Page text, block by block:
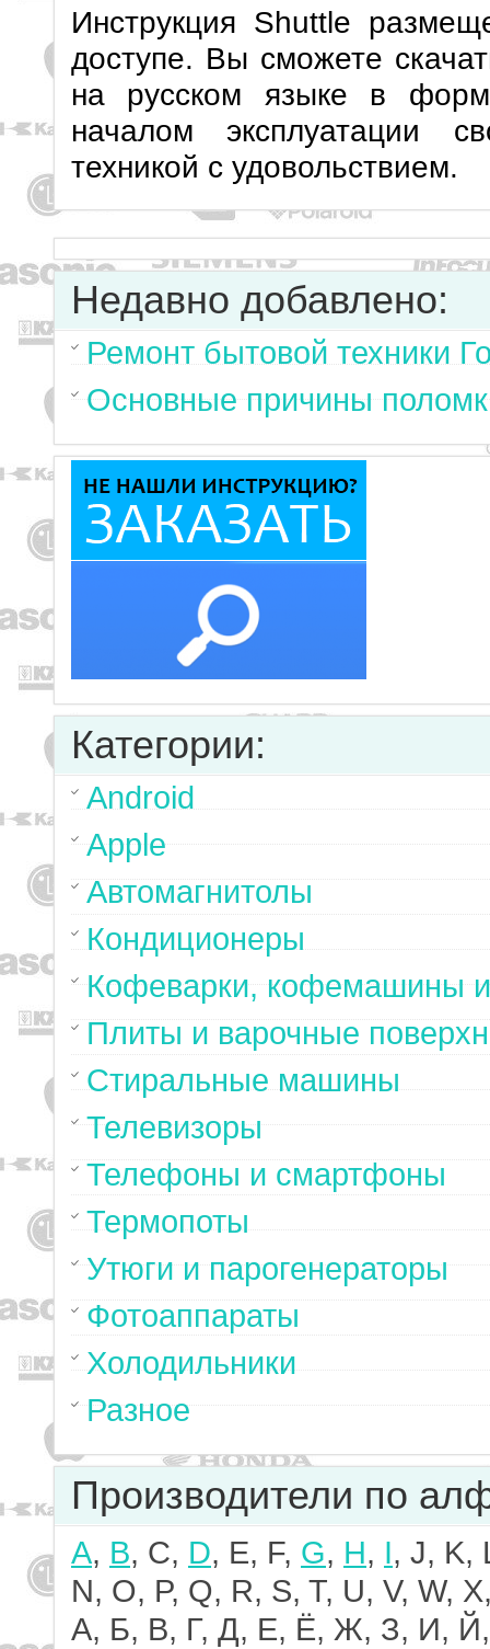
Инструкция Shuttle
доступе. Вы сможете
на русском языке в
началом эксплуатации
техникой с удовольствием.
Недавно добавлено:
Ремонт бытовой техники
Основные причины
Категории:
Android
Apple
Автомагнитолы
Кондиционеры
Кофеварки, кофемашины
Плиты и варочные
Стиральные машины
Телевизоры
Телефоны и смартфоны
Термопоты
Утюги и парогенераторы
Фотоаппараты
Холодильники
Разное
Производители по
A, B, C, D, E, F, G, H, I, J, K,
N, O, P, Q, R, S, T, U, V, W,
А, Б, В, Г, Д, Е, Ё, Ж, З, И, Й,